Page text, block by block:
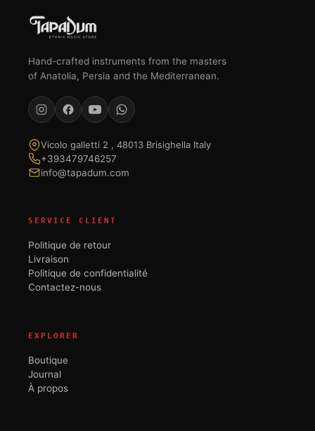
Hand-crafted instruments from the masters
of Anatolia, Persia and the Mediterranean.
Vicolo galletti 2 , 48013 Brisighella Italy
+393479746257
info@tapadum.com
SERVICE CLIENT
Politique de retour
Livraison
Politique de confidentialité
Contactez-nous
EXPLORER
Boutique
Journal
À propos